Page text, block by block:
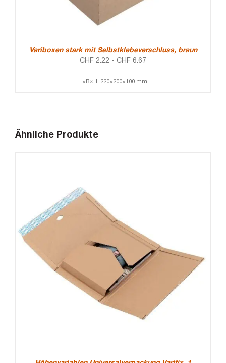
Variboxen stark mit Selbstklebeverschluss, braun
CHF 2.22 - CHF 6.67
L×B×H: 220×200×100 mm
Ähnliche Produkte